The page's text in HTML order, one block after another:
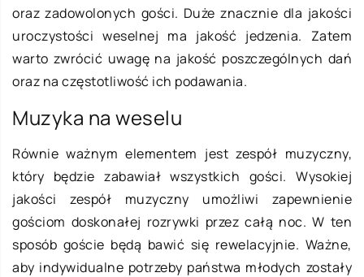
oraz zadowolonych gości. Duże znacznie dla jakości
uroczystości weselnej ma jakość jedzenia. Zatem
warto zwrócić uwagę na jakość poszczególnych dań
oraz na częstotliwość ich podawania.
Muzyka na weselu
Równie ważnym elementem jest zespół muzyczny,
który będzie zabawiał wszystkich gości. Wysokiej
jakości zespół muzyczny umożliwi zapewnienie
gościom doskonałej rozrywki przez całą noc. W ten
sposób goście będą bawić się rewelacyjnie. Ważne,
aby indywidualne potrzeby państwa młodych zostały